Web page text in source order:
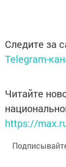
Следите за
Telegram-
Читайте
https://